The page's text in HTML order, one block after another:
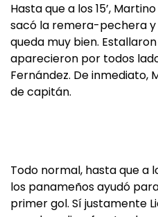
Hasta que a los 15’,
sacó la remera-pechera y
queda muy bien.
aparecieron por todos
Fernández. De inmediato,
de capitán.
Todo normal, hasta que a
los panameños ayudó
primer gol. Sí justamente